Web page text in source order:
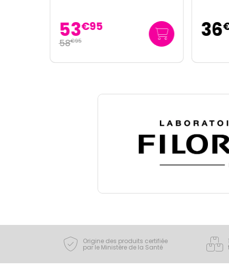
53€95
58€95 36
Origine des produits certifiée
par le Ministère de la Santé